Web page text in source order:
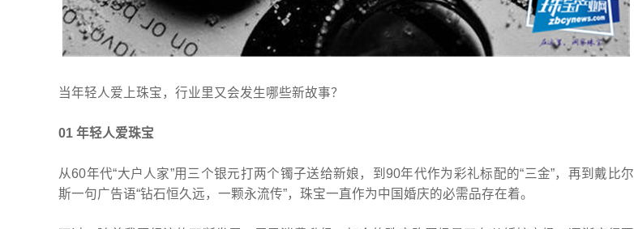
当年轻人爱上珠宝，行业里又会发生哪些新故事？
01 年轻人爱珠宝
从60年代“大户人家”用三个银元打两个镯子送给新娘，到90年代作为彩礼标配的“三金”，再到戴比尔
斯一句广告语“钻石恒久远，一颗永流传”，珠宝一直作为中国婚庆的必需品存在着。